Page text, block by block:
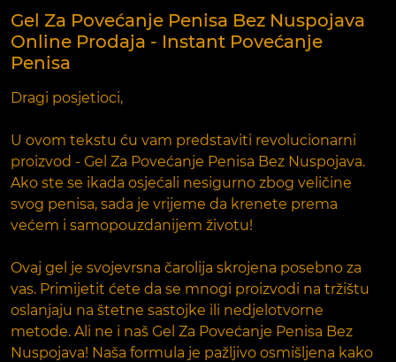
Gel Za Povećanje Penisa Bez Nuspojava
Online Prodaja - Instant Povećanje
Penisa
Dragi posjetioci,
U ovom tekstu ću vam predstaviti revolucionarni
proizvod - Gel Za Povećanje Penisa Bez Nuspojava.
Ako ste se ikada osjećali nesigurno zbog veličine
svog penisa, sada je vrijeme da krenete prema
većem i samopouzdanijem životu!
Ovaj gel je svojevrsna čarolija skrojena posebno za
vas. Primijetit ćete da se mnogi proizvodi na tržištu
oslanjaju na štetne sastojke ili nedjelotvorne
metode. Ali ne i naš Gel Za Povećanje Penisa Bez
Nuspojava! Naša formula je pažljivo osmišljena kako